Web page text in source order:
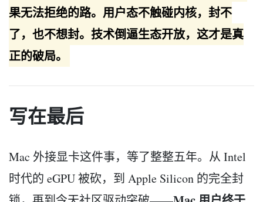
果无法拒绝的路。用户态不触碰内核，封不
了，也不想封。技术倒逼生态开放，这才是真
正的破局。
写在最后
Mac 外接显卡这件事，等了整整五年。从 Intel
时代的 eGPU 被砍，到 Apple Silicon 的完全封